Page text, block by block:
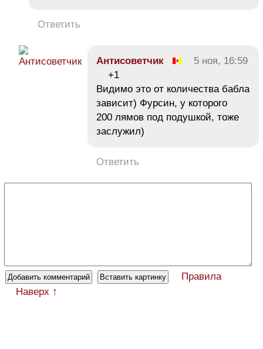
Ответить
Антисоветчик
5 ноя, 16:59
+1
Видимо это от количества бабла
зависит) Фурсин, у которого
200 лямов под подушкой, тоже
заслужил)
Ответить
Правила
Наверх ↑